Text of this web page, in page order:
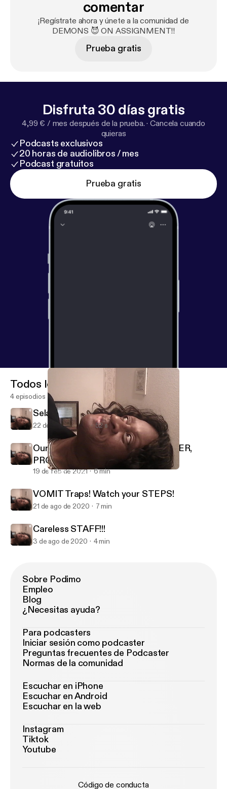
comentar
¡Regístrate ahora y únete a la comunidad de
DEMONS 😈 ON ASSIGNMENT!!
Prueba gratis
Disfruta 30 días gratis
4,99 € / mes después de la prueba. ·Cancela cuando
quieras
Podcasts exclusivos
20 horas de audiolibros / mes
Podcast gratuitos
Prueba gratis
VOMIT Traps! Watch your STEPS!
Todos los episodios
4 episodios
Selah 1-WORD: MEDITATE
22 de abr de 2022 52 s
Our Sovereign WATCHER, PROVIDER,
PROTECTOR
19 de feb de 2021 6 min
VOMIT Traps! Watch your STEPS!
21 de ago de 2020 7 min
Careless STAFF!!!
3 de ago de 2020 4 min
Sobre Podimo
Empleo
Blog
¿Necesitas ayuda?
Para podcasters
Iniciar sesión como podcaster
Preguntas frecuentes de Podcaster
Normas de la comunidad
Escuchar en iPhone
Escuchar en Android
Escuchar en la web
Instagram
Tiktok
Youtube
Código de conducta